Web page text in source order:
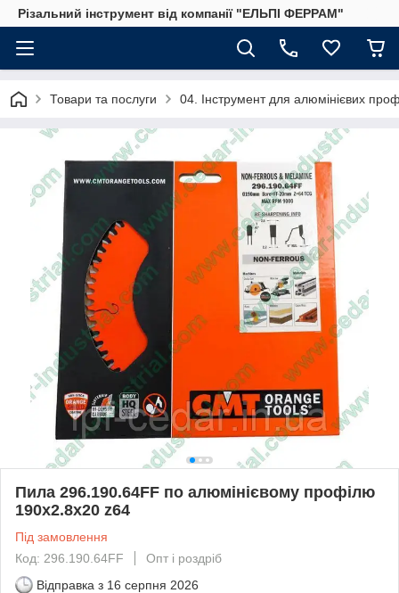
Різальний інструмент від компанії "ЕЛЬПІ ФЕРРАМ"
Товари та послуги 04. Інструмент для алюмінієвих
Пила 296.190.64FF по алюмінієвому профілю
190x2.8x20 z64
Під замовлення
Код: 296.190.64FF
Опт і роздріб
Відправка з 16 серпня 2026